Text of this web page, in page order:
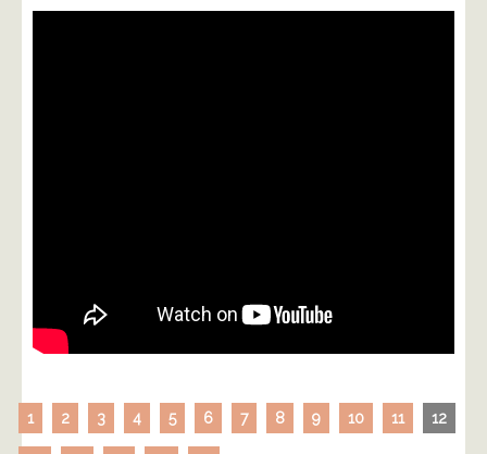
1 2 3 4 5 6 7 8 9 10 11 12